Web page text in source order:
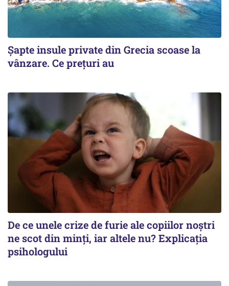
Șapte insule private din Grecia scoase la
vânzare. Ce prețuri au
De ce unele crize de furie ale copiilor noștri
ne scot din minți, iar altele nu? Explicația
psihologului